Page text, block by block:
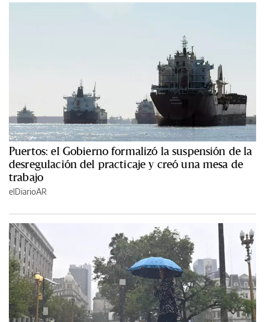
Puertos: el Gobierno formalizó la suspensión de la
desregulación del practicaje y creó una mesa de
trabajo
elDiarioAR